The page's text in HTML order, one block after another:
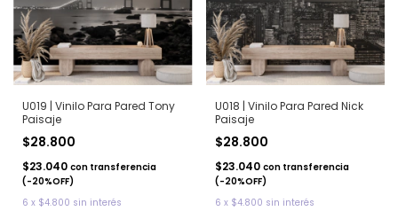
U019 | Vinilo Para Pared Tony
Paisaje
$28.800
$23.040 con transferencia
(-20%OFF)
6 x $4.800 sin interés
U018 | Vinilo Para Pared Nick
Paisaje
$28.800
$23.040 con transferencia
(-20%OFF)
6 x $4.800 sin interés